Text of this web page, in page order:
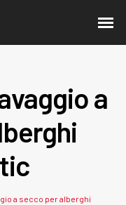
a
a secco per alberghi